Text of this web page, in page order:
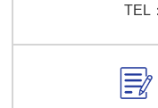
TEL：